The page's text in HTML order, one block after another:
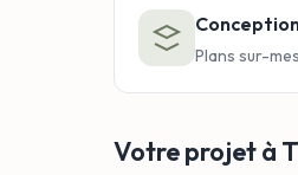
Plans sur-
Votre projet à